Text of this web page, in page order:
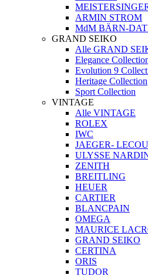
ARMIN STROM
MdM BÄRN-
GRAND SEIKO
Alle GRAND
Elegance
Evolution 9
Heritage Collection
Sport Collection
VINTAGE
Alle VINTAGE
ROLEX
IWC
JAEGER-
ULYSSE
ZENITH
BREITLING
HEUER
CARTIER
BLANCPAIN
OMEGA
MAURICE
GRAND SEIKO
CERTINA
ORIS
TUDOR